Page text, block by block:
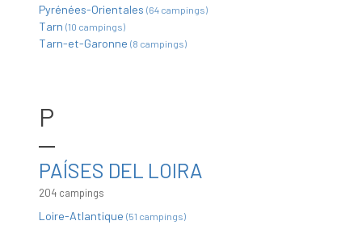
Pyrénées-Orientales (64 campings)
Tarn (10 campings)
Tarn-et-Garonne (8 campings)
P
PAÍSES DEL LOIRA
204 campings
Loire-Atlantique (51 campings)